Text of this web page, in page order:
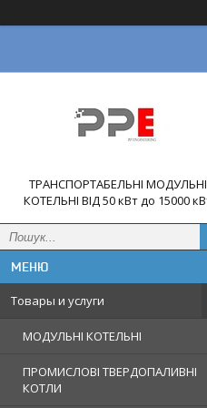
ТРАНСПОРТАБЕЛЬНІ МОДУЛЬНІ
КОТЕЛЬНІ ВІД 50 кВт до 15000
Товары и услуги
МОДУЛЬНІ КОТЕЛЬНІ
ПРОМИСЛОВІ ТВЕРДОПАЛИВНІ
КОТЛИ